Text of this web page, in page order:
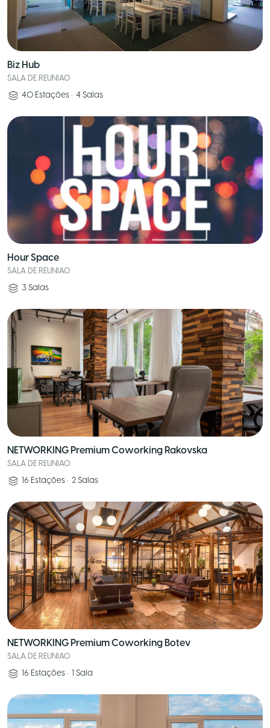
Biz Hub
SALA DE REUNIAO
40 Estações • 4 Salas
Hour Space
SALA DE REUNIAO
3 Salas
NETWORKING Premium Coworking Rakovska
SALA DE REUNIAO
16 Estações • 2 Salas
NETWORKING Premium Coworking Botev
SALA DE REUNIAO
16 Estações • 1 Sala